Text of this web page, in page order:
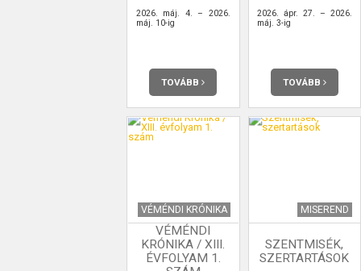
2026. máj. 4. – 2026.
máj. 10-ig
TOVÁBB
2026. ápr. 27. – 2026.
máj. 3-ig
TOVÁBB
VÉMÉNDI KRÓNIKA
VÉMÉNDI
KRÓNIKA / XIII.
ÉVFOLYAM 1.
MISEREND
SZENTMISÉK,
SZERTARTÁSOK